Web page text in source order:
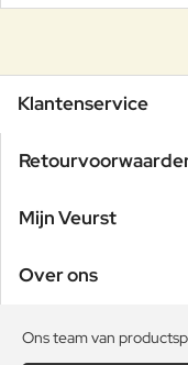
Klantenservice
Mijn Veurst
Over ons
Ons team van